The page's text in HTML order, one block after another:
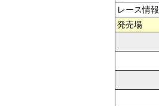
レース情報
発売場